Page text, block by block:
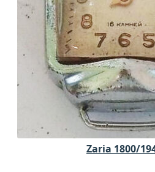
Zaria 1800/